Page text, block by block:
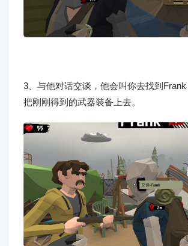
3、与他对话交谈，他会叫你去找到Frank
把刚刚得到的武器装备上去。